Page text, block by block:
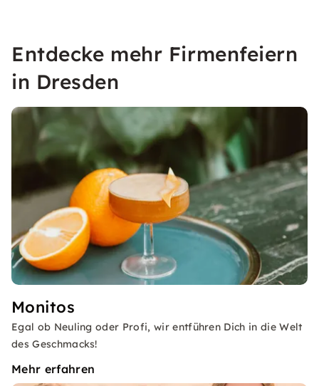
Entdecke mehr Firmenfeiern
in Dresden
Monitos
Egal ob Neuling oder Profi, wir entführen Dich in die Welt
des Geschmacks!
Mehr erfahren